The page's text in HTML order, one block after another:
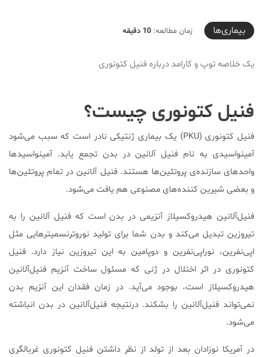
2020-03-29T20:27:39+04:30
بیماری‌ها زمان مطالعه: 10 دقیقه
یک خلاصه توپ و کارامد درباره فنیل کتونوری
فنیل کتونوری چیست؟
فنیل کتونوری (PKU) یک بیماری ژنتیکی نادر است که سبب می‌شود
آمینواسیدی به نام فنیل آلانین در بدن تجمع یابد. آمینواسیدها
واحدهای سازنده‌ی پروتئین‌ها هستند. فنیل آلانین در تمام پروتئین‌ها
و بعضی شیرین کننده‌های مصنوعی هم یافت می‌شود.
فنیل‌آلانین هیدروکسیلاز آنزیمی در بدن است که فنیل آلانین را به
تیروزین تبدیل می‌کند و بدن شما برای تولید نوروترنسمیترهایی مثل
اپی‌نفرین، نوراپی‌نفرین و دوپامین به این تیروزین نیاز دارد. فنیل
کتونوری در اثر اختلال در ژنی که مسئول ساخت آنزیم فنیل‌آلانین
هیدروکسیلاز است، بوجود می‌آید. در زمان فقدان این آنزیم بدن
نمی‌تواند فنیل‌آلانین را بشکند. درنتیجه فنیل‌آلانین در بدن انباشته
می‌شود.
در آمریکا نوزادان بعد از تولد از نظر داشتن فنیل کتونوری غربالگری